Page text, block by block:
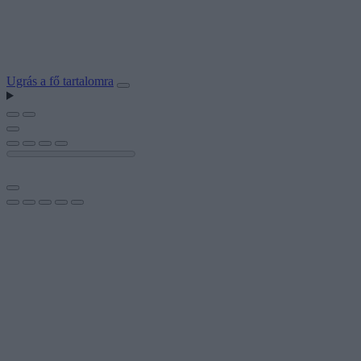
Ugrás a fő tartalomra